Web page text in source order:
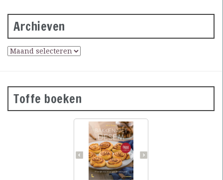
Archieven
Toffe boeken
Desembrood is
voedzaam, licht
verteerbaar, goed voor de
darmflora én superlekker.
In haar tweede prachtig
geïllustreerde bakboek
verklapt de Sloveense
Anita Sumer de geheimen
van het lekkere brood